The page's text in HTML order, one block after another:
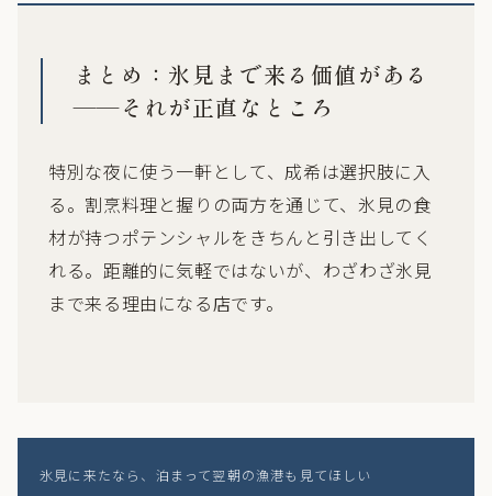
まとめ：氷見まで来る価値がある
——それが正直なところ
特別な夜に使う一軒として、成希は選択肢に入
る。割烹料理と握りの両方を通じて、氷見の食
材が持つポテンシャルをきちんと引き出してく
れる。距離的に気軽ではないが、わざわざ氷見
まで来る理由になる店です。
氷見に来たなら、泊まって翌朝の漁港も見てほしい